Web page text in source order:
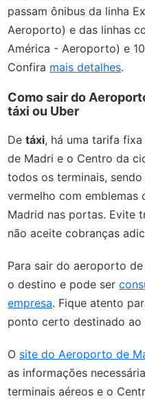
passam ônibus da linha
Aeroporto) e das linhas
América - Aeroporto) e
Confira mais detalhes.
Como sair do
táxi ou Uber
Detáxi, há uma tarifa
de Madri e o Centro da
todos os terminais,
vermelho com emblemas
Madrid nas portas. Evite
não aceite cobranças
Para sair do aeroporto de
o destino e pode ser
empresa. Fique atento
ponto certo destinado ao
O site do Aeroporto de
as informações
terminais aéreos e o